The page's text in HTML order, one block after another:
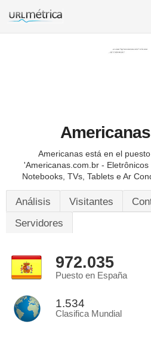
Americanas está en el
'Americanas.com.br -
Notebooks, TVs, Tablets e Ar
Análisis Visitantes
Servidores
972.035
Puesto en España
1.534
Clasifica Mundial